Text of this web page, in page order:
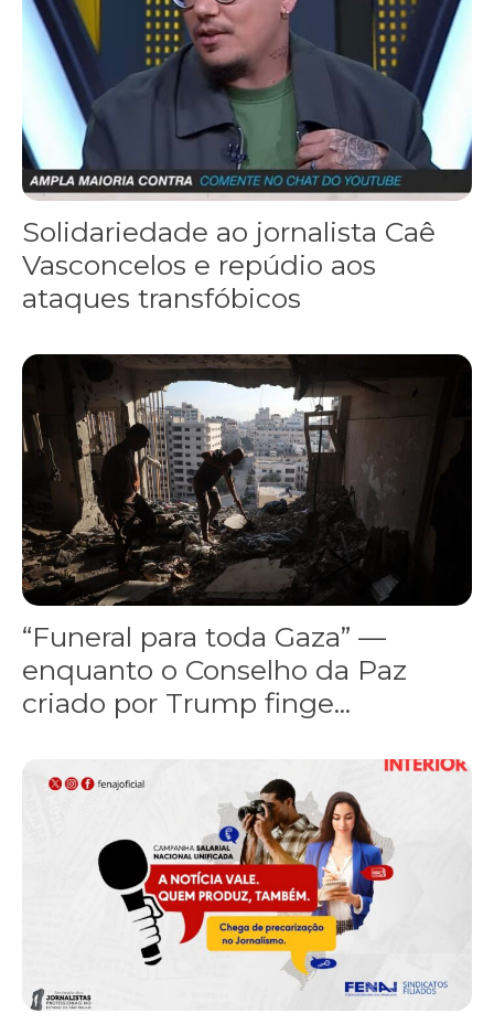
Solidariedade ao jornalista Caê
Vasconcelos e repúdio aos
ataques transfóbicos
“Funeral para toda Gaza” — enquanto o Conselho da Paz
“Funeral para toda Gaza” —
enquanto o Conselho da Paz
criado por Trump finge...
Assinada nova CCT de jornais e revistas do interior